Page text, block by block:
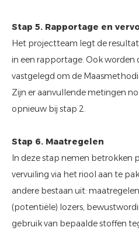
Stap 5. Rapportage en
Het projectteam legt de
in een rapportage. Ook worden
vastgelegd om de
Zijn er aanvullende metingen
opnieuw bij stap 2.
Stap 6. Maatregelen
In deze stap nemen betrokken
vervuiling via het riool aan te
andere bestaan uit:
(potentiële) lozers,
gebruik van bepaalde stoffen